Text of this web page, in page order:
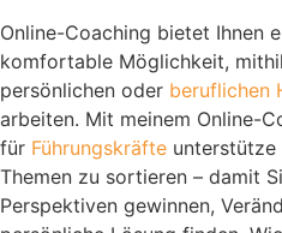
Online-Coaching bietet Ihnen
komfortable Möglichkeit,
persönlichen oder beruflichen
arbeiten. Mit meinem Online-
für Führungskräfte unterstütze
Themen zu sortieren – damit
Perspektiven gewinnen,